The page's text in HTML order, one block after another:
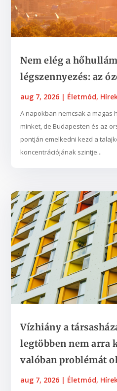
Nem elég a
légszennyezés: az
aug 7, 2026 | Életmód,
A napokban nemcsak a magas
minket, de Budapesten és az
pontján emelkedni kezd a
koncentrációjának szintje...
Vízhiány a
legtöbben nem arra
valóban problémát
aug 7, 2026 | Életmód,